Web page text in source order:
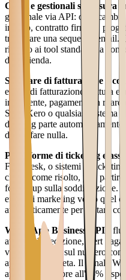
CRM e gestionali su misura
gestionale via API: ogni
inviato, contratto firmato,
triggerare una sequenza email.
rispetto ai tool standard: la
dell'azienda.
Software di fatturazione e
eventi di fatturazione (fattura
imminente, pagamento in
SAP, Xero o qualsiasi sistema
dunning parte automaticamente
debba fare nulla.
Piattaforme di ticketing e
Freshdesk, o sistemi di
chiuso come risolto, può
follow-up sulla soddisfazione.
email di marketing verso quel
automaticamente per evitare
WhatsApp Business API I
avviso di spedizione, alert
via WhatsApp, sul numero
approvati da Meta. Il canale
apertura superiore all'85%